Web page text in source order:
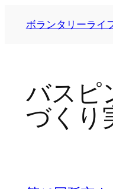
ボランタリーライ
バスピ
づくり